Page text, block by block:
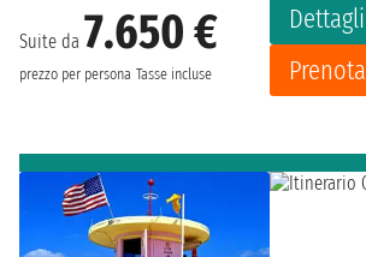
Suite da 7.650 €
prezzo per persona Tasse incluse
Dettagli
Prenota